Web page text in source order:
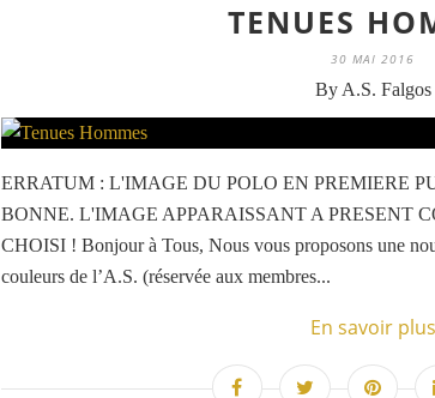
TENUES
30 MAI 2016
By A.S. Falgos
ERRATUM : L'IMAGE DU POLO EN PREMIERE
BONNE. L'IMAGE APPARAISSANT A PRESENT
CHOISI ! Bonjour à Tous, Nous vous proposons une
couleurs de l’A.S. (réservée aux membres...
En savoir plus